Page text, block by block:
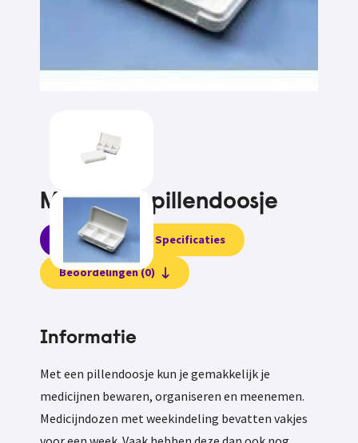
Medidaily pillendoosje
Informatie Specificaties
Beoordelingen (0)
Informatie
Met een pillendoosje kun je gemakkelijk je
medicijnen bewaren, organiseren en meenemen.
Medicijndozen met weekindeling bevatten vakjes